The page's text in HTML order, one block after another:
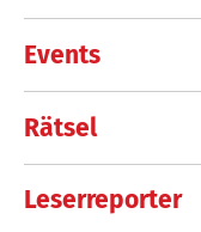
Events
Rätsel
Leserreporter